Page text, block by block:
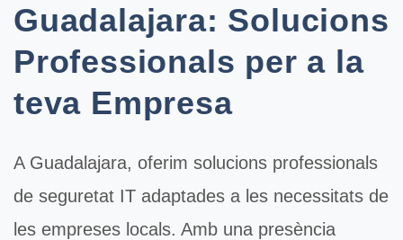
Guadalajara: Solucions
Professionals per a la
teva Empresa
A Guadalajara, oferim solucions professionals
de seguretat IT adaptades a les necessitats de
les empreses locals. Amb una presència